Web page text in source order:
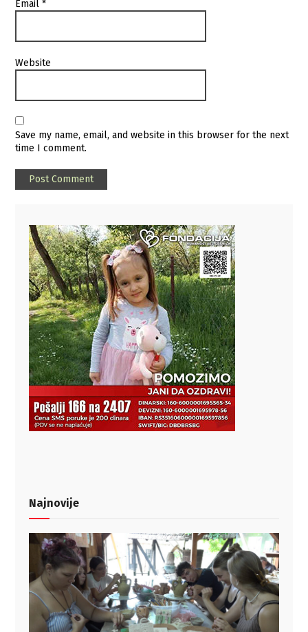
Email*
Website
Save my name, email, and website in this browser for the next
time I comment.
Najnovije